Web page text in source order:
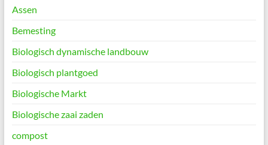
Assen
Bemesting
Biologisch dynamische landbouw
Biologisch plantgoed
Biologische Markt
Biologische zaai zaden
compost